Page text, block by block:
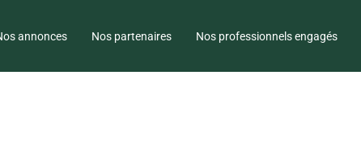
annonces Nos partenaires Nos professionnels engagés